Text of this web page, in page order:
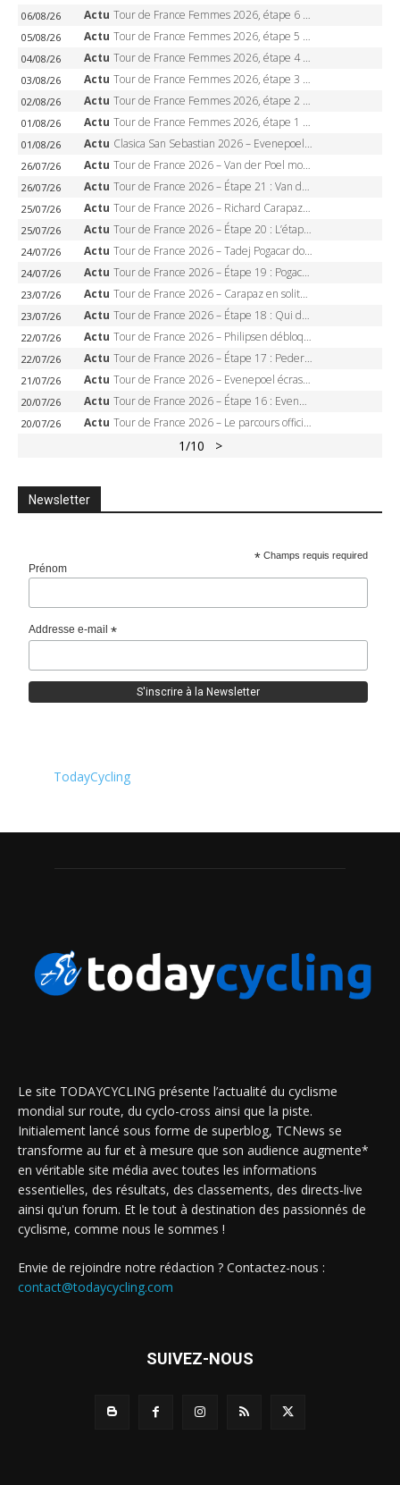
06/08/26 Actu Tour de France Femmes 2026, étape 6 – Kim Le Court-Pienaar gagne à Tournon, Reusser en jaune
05/08/26 Actu Tour de France Femmes 2026, étape 5 – Demi Vollering gagne à Belleville, Reusser en jaune, Ferrand-Prévot coule
04/08/26 Actu Tour de France Femmes 2026, étape 4 – Marlen Reusser écrase le chrono, Ferrand-Prévot en crise
03/08/26 Actu Tour de France Femmes 2026, étape 3 – Sigrid Haugset en solitaire, 88 km d’échappée, maillot jaune
02/08/26 Actu Tour de France Femmes 2026, étape 2 – Lorena Wiebes doublé à Genève, Markus héroïque, 7e record
01/08/26 Actu Tour de France Femmes 2026, étape 1 – Lorena Wiebes intouchable à Lausanne, premier maillot jaune
01/08/26 Actu Clasica San Sebastian 2026 – Evenepoel recordman, 4e victoire, Carapaz battu au sprint
26/07/26 Actu Tour de France 2026 – Van der Poel monumental à Paris, Pogacar égale le record des cinq sacres
26/07/26 Actu Tour de France 2026 – Étape 21 : Van der Poel, Pogacar, qui succédera à Wout van Aert sur les Champs-Elysées ?
25/07/26 Actu Tour de France 2026 – Richard Carapaz roi des Alpes, doublé et maillot à pois, Seixas perd le podium
25/07/26 Actu Tour de France 2026 – Étape 20 : L’étape reine, Galibier, Sarenne, Alpe d’Huez, qui succédera à Pogacar ?
24/07/26 Actu Tour de France 2026 – Tadej Pogacar dompte l’Alpe d’Huez, 5e victoire, record de Pantani pulvérisé
24/07/26 Actu Tour de France 2026 – Étape 19 : Pogacar peut-il enfin dompter l’Alpe d’Huez ?
23/07/26 Actu Tour de France 2026 – Carapaz en solitaire à Orcières-Merlette, Paret-Peintre à un point du maillot à pois
23/07/26 Actu Tour de France 2026 – Étape 18 : Qui domptera Orcières-Merlette, première marche vers l’Alpe d’Huez ?
22/07/26 Actu Tour de France 2026 – Philipsen débloque son compteur à Voiron, Pedersen en danger pour le maillot vert
22/07/26 Actu Tour de France 2026 – Étape 17 : Pedersen peut-il verrouiller le maillot vert à Voiron ?
21/07/26 Actu Tour de France 2026 – Evenepoel écrase le chrono d’Évian, Seixas 4e, Lipowitz abandonne
20/07/26 Actu Tour de France 2026 – Étape 16 : Evenepoel, Pogacar, Ganna… qui domptera le chrono d’Évian pour redessiner le podium ?
20/07/26 Actu Tour de France 2026 – Le parcours officiel complet : 21 étapes, profils, carte et dates
1/10 >
Newsletter
* Champs requis required
Prénom
Addresse e-mail*
TodayCycling
Le site TODAYCYCLING présente l’actualité du cyclisme
mondial sur route, du cyclo-cross ainsi que la piste.
Initialement lancé sous forme de superblog, TCNews se
transforme au fur et à mesure que son audience augmente*
en véritable site média avec toutes les informations
essentielles, des résultats, des classements, des directs-live
ainsi qu'un forum. Et le tout à destination des passionnés de
cyclisme, comme nous le sommes !
Envie de rejoindre notre rédaction ? Contactez-nous :
contact@todaycycling.com
SUIVEZ-NOUS